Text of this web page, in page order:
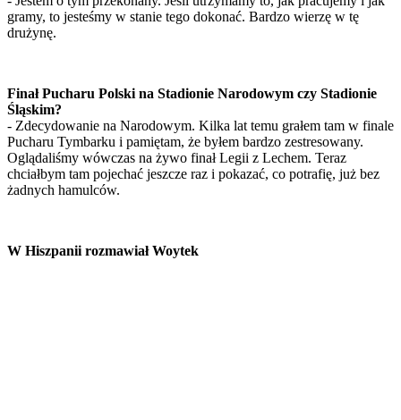
gramy, to jesteśmy w stanie tego dokonać. Bardzo wierzę w tę
drużynę.
Finał Pucharu Polski na Stadionie Narodowym czy Stadionie
Śląskim?
- Zdecydowanie na Narodowym. Kilka lat temu grałem tam w finale
Pucharu Tymbarku i pamiętam, że byłem bardzo zestresowany.
Oglądaliśmy wówczas na żywo finał Legii z Lechem. Teraz
chciałbym tam pojechać jeszcze raz i pokazać, co potrafię, już bez
żadnych hamulców.
W Hiszpanii rozmawiał Woytek